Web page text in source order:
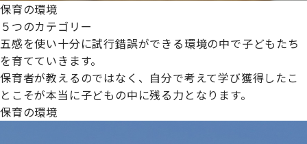
保育の環境
５つのカテゴリー
五感を使い十分に試行錯誤ができる環境の中で子どもたち
を育てていきます。
保育者が教えるのではなく、自分で考えて学び獲得したこ
とこそが本当に子どもの中に残る力となります。
保育の環境